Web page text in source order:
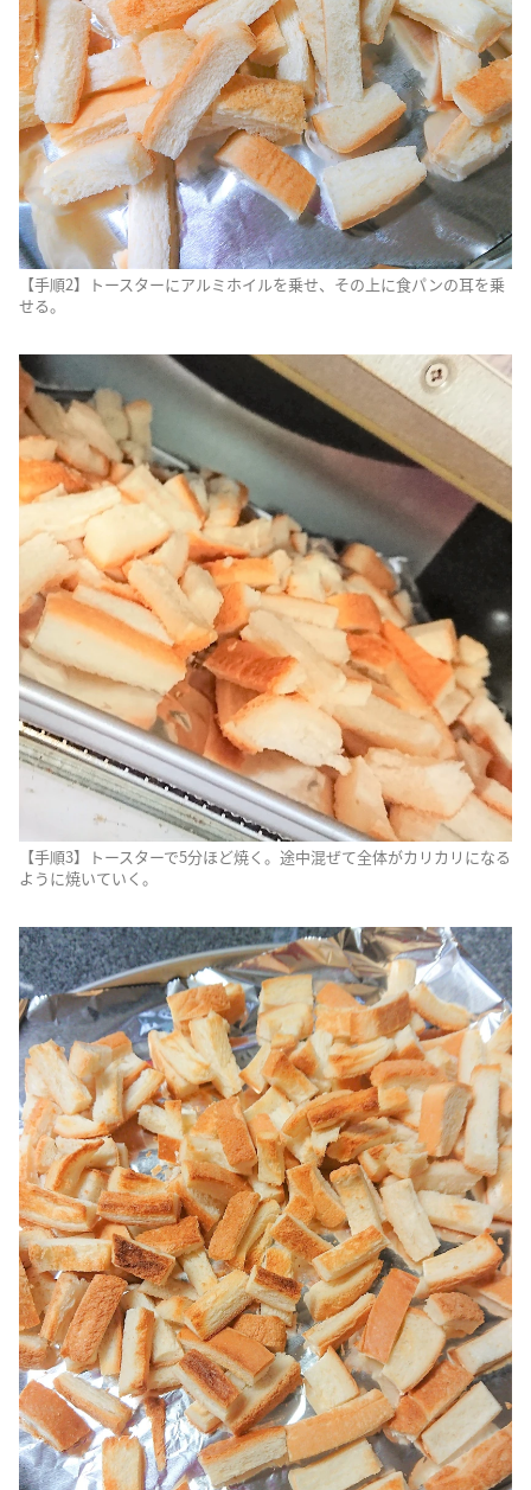
【手順2】トースターにアルミホイルを乗せ、その上に食パンの耳を乗
せる。
【手順3】トースターで5分ほど焼く。途中混ぜて全体がカリカリになる
ように焼いていく。